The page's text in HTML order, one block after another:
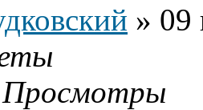
» 09
Просмотры